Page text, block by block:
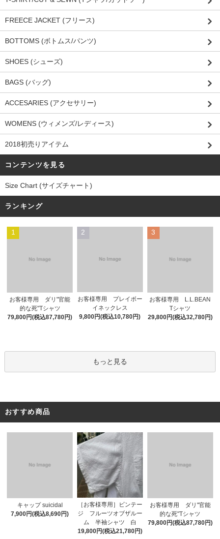
FREECE JACKET (フリース)
BOTTOMS (ボトムス/パンツ)
SHOES (シューズ)
BAGS (バッグ)
ACCESARIES (アクセサリー)
WOMENS (ウィメンズ/レディース)
2018初売りアイテム
コンテンツを見る
Size Chart (サイズチャート)
ランキング
1
お客様専用 ダリ"官能
的な死"Tシャツ
79,800円(税込87,780円)
2
お客様専用 プレイボー
イネックレス
9,800円(税込10,780円)
3
お客様専用 L.L.BEAN
Tシャツ
29,800円(税込32,780円)
もっと見る
おすすめ商品
キャップ suicidal
7,900円(税込8,690円)
［お客様専用］ビンテー
ジ フルーツオブザルー
ム 半袖シャツ 白
19,800円(税込21,780円)
お客様専用 ダリ"官能
的な死"Tシャツ
79,800円(税込87,780円)